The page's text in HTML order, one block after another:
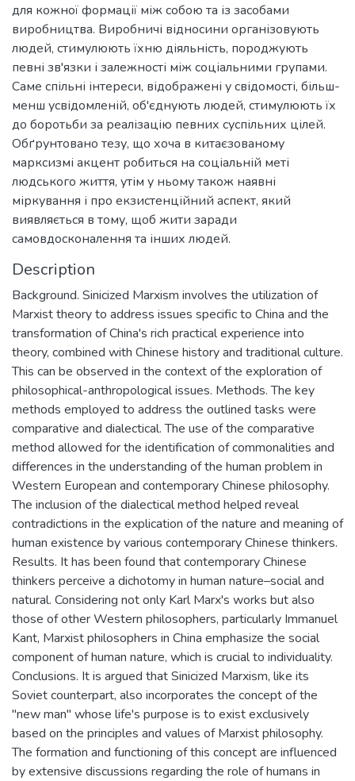
для кожної формації між собою та із засобами
виробництва. Виробничі відносини організовують
людей, стимулюють їхню діяльність, породжують
певні зв'язки і залежності між соціальними групами.
Саме спільні інтереси, відображені у свідомості, більш-
менш усвідомленій, об'єднують людей, стимулюють їх
до боротьби за реалізацію певних суспільних цілей.
Обґрунтовано тезу, що хоча в китаєзованому
марксизмі акцент робиться на соціальній меті
людського життя, утім у ньому також наявні
міркування і про екзистенційний аспект, який
виявляється в тому, щоб жити заради
самовдосконалення та інших людей.
Description
Background. Sinicized Marxism involves the utilization of
Marxist theory to address issues specific to China and the
transformation of China's rich practical experience into
theory, combined with Chinese history and traditional culture.
This can be observed in the context of the exploration of
philosophical-anthropological issues. Methods. The key
methods employed to address the outlined tasks were
comparative and dialectical. The use of the comparative
method allowed for the identification of commonalities and
differences in the understanding of the human problem in
Western European and contemporary Chinese philosophy.
The inclusion of the dialectical method helped reveal
contradictions in the explication of the nature and meaning of
human existence by various contemporary Chinese thinkers.
Results. It has been found that contemporary Chinese
thinkers perceive a dichotomy in human nature–social and
natural. Considering not only Karl Marx's works but also
those of other Western philosophers, particularly Immanuel
Kant, Marxist philosophers in China emphasize the social
component of human nature, which is crucial to individuality.
Conclusions. It is argued that Sinicized Marxism, like its
Soviet counterpart, also incorporates the concept of the
"new man" whose life's purpose is to exist exclusively
based on the principles and values of Marxist philosophy.
The formation and functioning of this concept are influenced
by extensive discussions regarding the role of humans in